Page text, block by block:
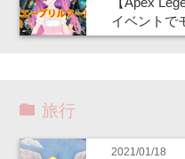
イベントで
旅行
2021/01/18